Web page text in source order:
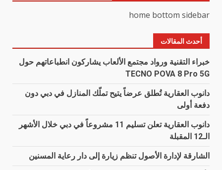
home bottom sidebar
أحدث المقالات
خبراء التقنية ورواد مجتمع الألعاب يشاركون انطباعاتهم حول
TECNO POVA 8 Pro 5G
دانوب العقارية تُطلق عرضاً يتيح تملّك المنازل في دبي دون
دفعة أولى
دانوب العقارية تعلن تسليم 11 مشروعاً في دبي خلال الأشهر
الـ12 المقبلة
الشارقة لإدارة الأصول تنظم زيارة إلى دار رعاية المسنين